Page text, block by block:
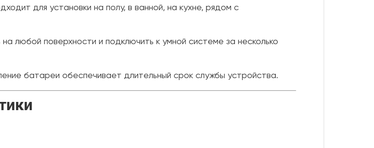
для установки на полу, в ванной, на кухне, рядом с
любой поверхности и подключить к умной системе за несколько
батареи обеспечивает длительный срок службы устройства.